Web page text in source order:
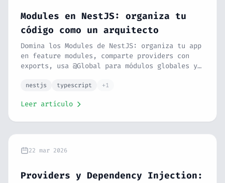
Modules en NestJS: organiza tu
código como un arquitecto
Domina los Modules de NestJS: organiza tu app
en feature modules, comparte providers con
exports, usa @Global para módulos globales y
forRootAsync(). Serie NestJS #4.
nestjs typescript +1
Leer artículo
22 mar 2026
Providers y Dependency Injection: